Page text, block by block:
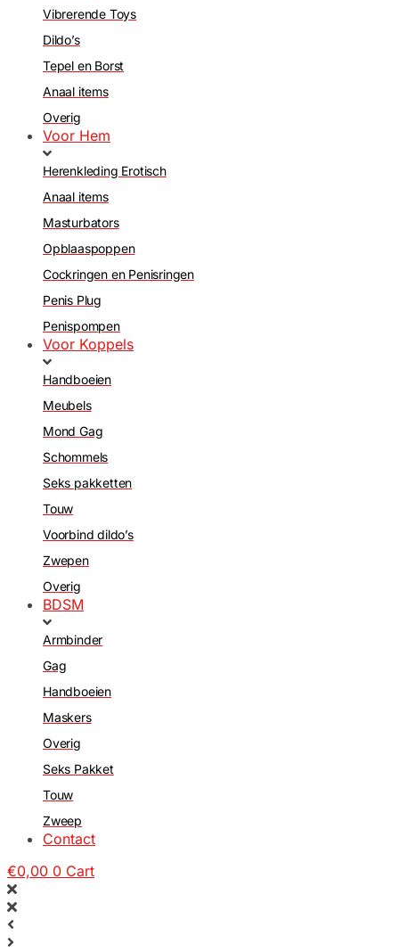
Vibrerende Toys
Dildo’s
Tepel en Borst
Anaal items
Overig
Voor Hem
Herenkleding Erotisch
Anaal items
Masturbators
Opblaaspoppen
Cockringen en Penisringen
Penis Plug
Penispompen
Voor Koppels
Handboeien
Meubels
Mond Gag
Schommels
Seks pakketten
Touw
Voorbind dildo’s
Zwepen
Overig
BDSM
Armbinder
Gag
Handboeien
Maskers
Overig
Seks Pakket
Touw
Zweep
Contact
€0,00 0 Cart